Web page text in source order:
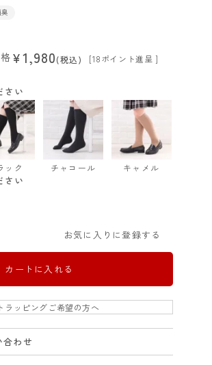
¥1,980 税込 [18ポイント進呈 ]
さい
さい
ック チャコール キャメル
お気に入りに登録する
カートに入れる
ラッピングご希望の方へ
わせ